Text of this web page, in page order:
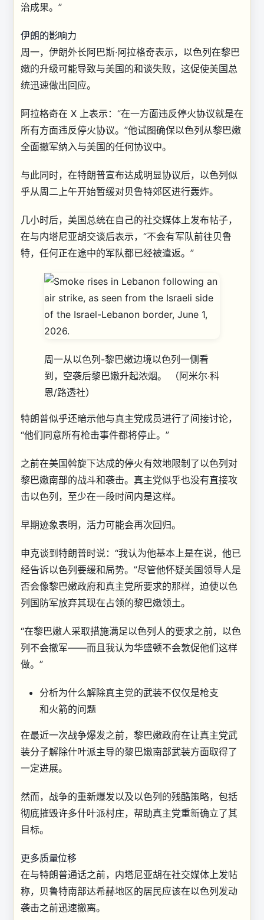
治成果。”
伊朗的影响力
周一，伊朗外长阿巴斯·阿拉格奇表示，以色列在黎巴
嫩的升级可能导致与美国的和谈失败，这促使美国总
统迅速做出回应。
阿拉格奇在 X 上表示：“在一方面违反停火协议就是在
所有方面违反停火协议。”他试图确保以色列从黎巴嫩
全面撤军纳入与美国的任何协议中。
与此同时，在特朗普宣布达成明显协议后，以色列似
乎从周二上午开始暂缓对贝鲁特郊区进行轰炸。
几小时后，美国总统在自己的社交媒体上发布帖子，
在与内塔尼亚胡交谈后表示，“不会有军队前往贝鲁
特，任何正在途中的军队都已经被遣返。”
周一从以色列-黎巴嫩边境以色列一侧看
到，空袭后黎巴嫩升起浓烟。
（阿米尔·科
恩/路透社）
特朗普似乎还暗示他与真主党成员进行了间接讨论，
“他们同意所有枪击事件都将停止。”
之前在美国斡旋下达成的停火有效地限制了以色列对
黎巴嫩南部的战斗和袭击。真主党似乎也没有直接攻
击以色列，至少在一段时间内是这样。
早期迹象表明，活力可能会再次回归。
申克谈到特朗普时说：“我认为他基本上是在说，他已
经告诉以色列要缓和局势。”尽管他怀疑美国领导人是
否会像黎巴嫩政府和真主党所要求的那样，迫使以色
列国防军放弃其现在占领的黎巴嫩领土。
“在黎巴嫩人采取措施满足以色列人的要求之前，以色
列不会撤军——而且我认为华盛顿不会敦促他们这样
做。”
分析为什么解除真主党的武装不仅仅是枪支
和火箭的问题
在最近一次战争爆发之前，黎巴嫩政府在让真主党武
装分子解除什叶派主导的黎巴嫩南部武装方面取得了
一定进展。
然而，战争的重新爆发以及以色列的残酷策略，包括
彻底摧毁许多什叶派村庄，帮助真主党重新确立了其
目标。
更多质量位移
在与特朗普通话之前，内塔尼亚胡在社交媒体上发帖
称，贝鲁特南部达希赫地区的居民应该在以色列发动
袭击之前迅速撤离。